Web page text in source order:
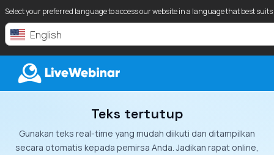
Select your preferred language to access our website in a language that best
English
LIVEWEBINAR.COMTeks tertutup
Gunakan teks real-time yang mudah diikuti dan ditampilkan
secara otomatis kepada pemirsa Anda. Jadikan rapat online,